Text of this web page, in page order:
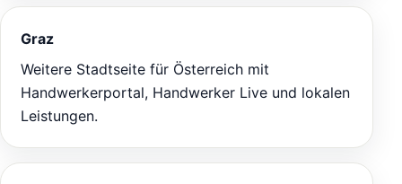
Graz
Weitere Stadtseite für Österreich mit
Handwerkerportal, Handwerker Live und lokalen
Leistungen.